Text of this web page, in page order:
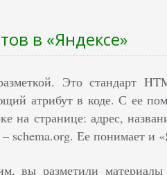
в «Яндексе»
Это стандарт
атрибут в коде. С ее
на странице: адрес,
schema.org. Ее понимает и
вы разметили